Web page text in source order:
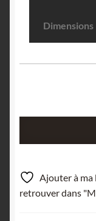
Dimensions
Dundas,
Tasmanie,
Australie.
Ajouter à ma
retrouver dans